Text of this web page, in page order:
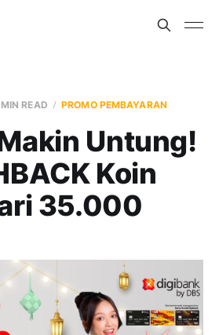
READ PROMO PEMBAYARAN
Untung!
Koin
35.000